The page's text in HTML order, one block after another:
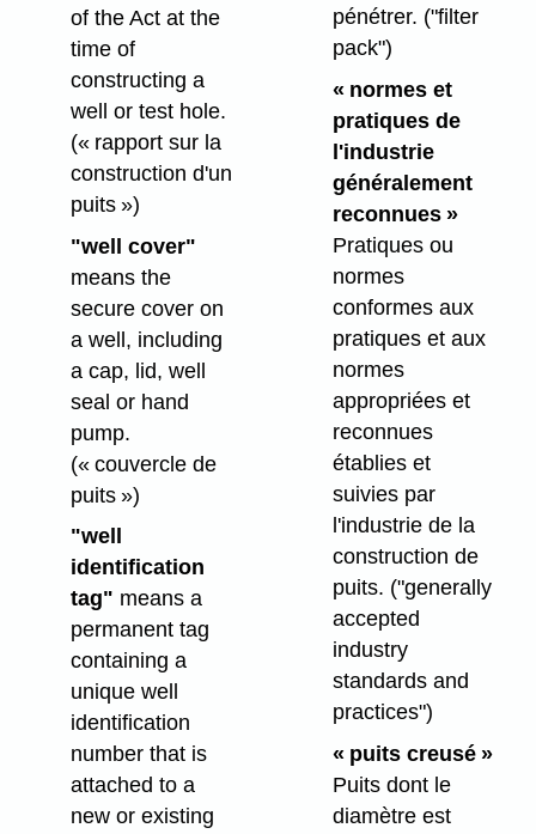
of the Act at the
time of
constructing a
well or test hole.
(« rapport sur la
construction d'un
puits »)
"well cover"
means the
secure cover on
a well, including
a cap, lid, well
seal or hand
pump.
(« couvercle de
puits »)
"well
identification
tag" means a
permanent tag
containing a
unique well
identification
number that is
attached to a
new or existing
pénétrer. ("filter
pack")
« normes et
pratiques de
l'industrie
généralement
reconnues »
Pratiques ou
normes
conformes aux
pratiques et aux
normes
appropriées et
reconnues
établies et
suivies par
l'industrie de la
construction de
puits. ("generally
accepted
industry
standards and
practices")
« puits creusé »
Puits dont le
diamètre est